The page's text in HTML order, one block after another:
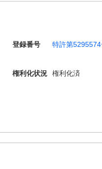
登録番号
特許第
権利化状況
権利化済